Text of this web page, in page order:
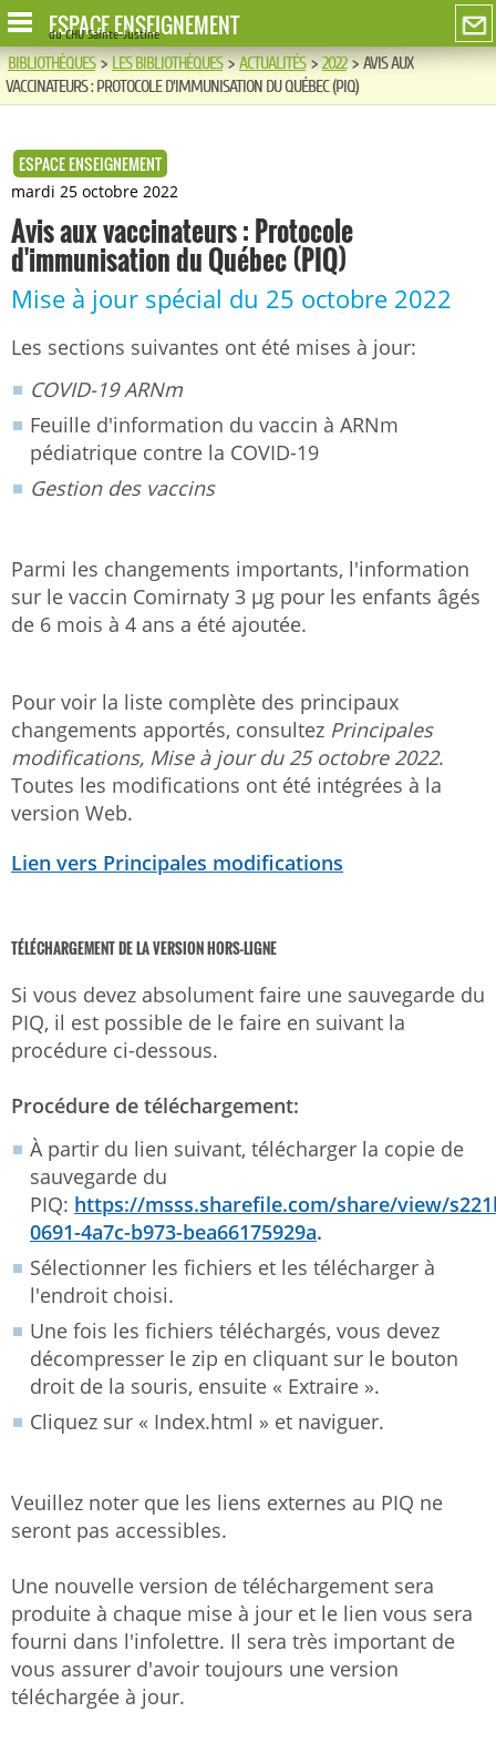
ESPACE ENSEIGNEMENT
du CHU Sainte-Justine
BIBLIOTHÈQUES>LES BIBLIOTHÈQUES>ACTUALITÉS>2022>AVIS AUX
VACCINATEURS : PROTOCOLE D'IMMUNISATION DU QUÉBEC (PIQ)
ESPACE ENSEIGNEMENT
mardi 25 octobre 2022
Avis aux vaccinateurs : Protocole
d'immunisation du Québec (PIQ)
Mise à jour spécial du 25 octobre 2022
Les sections suivantes ont été mises à jour:
COVID-19 ARNm
Feuille d'information du vaccin à ARNm
pédiatrique contre la COVID-19
Gestion des vaccins
Parmi les changements importants, l'information
sur le vaccin Comirnaty 3 µg pour les enfants âgés
de 6 mois à 4 ans a été ajoutée.
Pour voir la liste complète des principaux
changements apportés, consultez Principales
modifications, Mise à jour du 25 octobre 2022.
Toutes les modifications ont été intégrées à la
version Web.
Lien vers Principales modifications
TÉLÉCHARGEMENT DE LA VERSION HORS-LIGNE
Si vous devez absolument faire une sauvegarde du
PIQ, il est possible de le faire en suivant la
procédure ci-dessous.
Procédure de téléchargement:
À partir du lien suivant, télécharger la copie de
sauvegarde du
PIQ: https://msss.sharefile.com/share/view/
0691-4a7c-b973-bea66175929a.
Sélectionner les fichiers et les télécharger à
l'endroit choisi.
Une fois les fichiers téléchargés, vous devez
décompresser le zip en cliquant sur le bouton
droit de la souris, ensuite « Extraire ».
Cliquez sur « Index.html » et naviguer.
Veuillez noter que les liens externes au PIQ ne
seront pas accessibles.
Une nouvelle version de téléchargement sera
produite à chaque mise à jour et le lien vous sera
fourni dans l'infolettre. Il sera très important de
vous assurer d'avoir toujours une version
téléchargée à jour.